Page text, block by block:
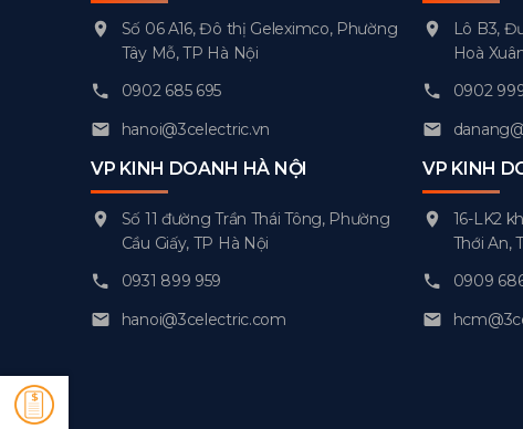
Số 06 A16, Đô thị Geleximco, Phường
Tây Mỗ, TP Hà Nội
0902 685 695
hanoi@3celectric.vn
VP KINH DOANH HÀ NỘI
Số 11 đường Trần Thái Tông, Phường
Cầu Giấy, TP Hà Nội
0931 899 959
hanoi@3celectric.com
Lô B3,
Hoà
0902
VP KINH
16-LK2
Thới An,
0909